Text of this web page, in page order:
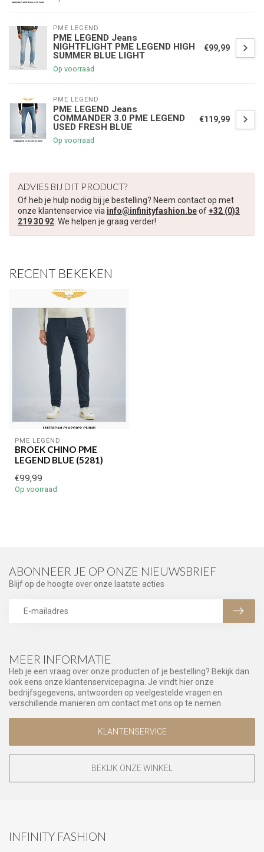
PME LEGEND
PME LEGEND Jeans
NIGHTFLIGHT PME LEGEND HIGH
SUMMER BLUE LIGHT
Op voorraad
€99,99
PME LEGEND
PME LEGEND Jeans
COMMANDER 3.0 PME LEGEND
USED FRESH BLUE
Op voorraad
€119,99
ADVIES BIJ DIT PRODUCT?
Of heb je hulp nodig bij je bestelling? Neem contact op met
onze klantenservice via info@infinityfashion.beof+32 (0)3
219 30 92. We helpen je graag verder!
RECENT BEKEKEN
PME LEGEND
BROEK CHINO PME
LEGEND BLUE (5281)
€99,99
Op voorraad
MEER INFORMATIE
Heb je een vraag over onze producten of je bestelling? Bekijk dan
ook eens onze klantenservicepagina. Je vindt hier onze
bedrijfsgegevens, antwoorden op veelgestelde vragen en
verschillende manieren om contact met ons op te nemen.
KLANTENSERVICE
BEKIJK ONZE WINKEL
ABONNEER JE OP ONZE NIEUWSBRIEF
Blijf op de hoogte over onze laatste acties
INFINITY FASHION